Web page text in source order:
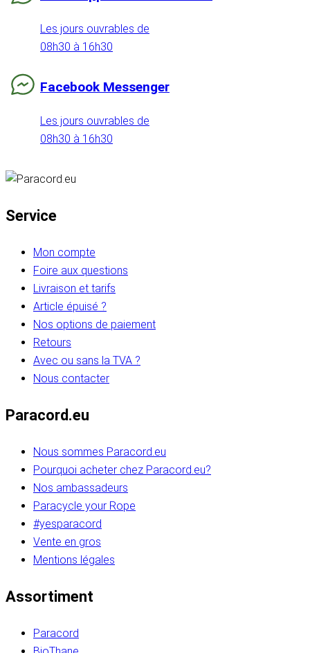
Les jours ouvrables de
08h30 à 16h30
Facebook Messenger
Les jours ouvrables de
08h30 à 16h30
Service
Mon compte
Foire aux questions
Livraison et tarifs
Article épuisé ?
Nos options de paiement
Retours
Avec ou sans la TVA ?
Nous contacter
Paracord.eu
Nous sommes Paracord.eu
Pourquoi acheter chez Paracord.eu?
Nos ambassadeurs
Paracycle your Rope
#yesparacord
Vente en gros
Mentions légales
Assortiment
Paracord